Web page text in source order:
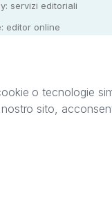
servizi editoriali
editor online
StreetLib S.r.l. C.F. e
o tecnologie
nostro sito,